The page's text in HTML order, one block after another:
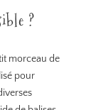
?
morceau de
pour